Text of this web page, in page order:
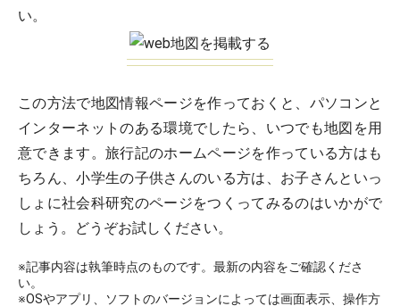
い。
この方法で地図情報ページを作っておくと、パソコンと
インターネットのある環境でしたら、いつでも地図を用
意できます。旅行記のホームページを作っている方はも
ちろん、小学生の子供さんのいる方は、お子さんといっ
しょに社会科研究のページをつくってみるのはいかがで
しょう。どうぞお試しください。
※記事内容は執筆時点のものです。最新の内容をご確認くださ
い。
※OSやアプリ、ソフトのバージョンによっては画面表示、操作方